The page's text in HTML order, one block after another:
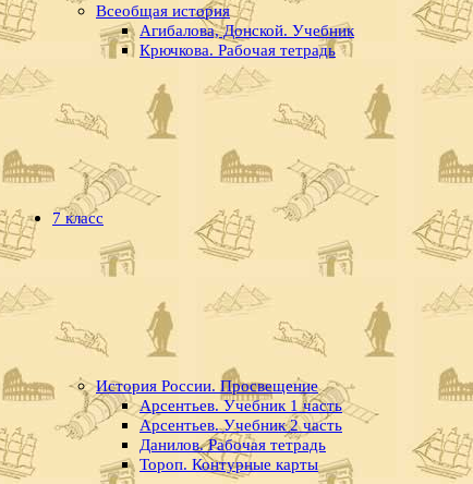
Всеобщая история
Агибалова, Донской. Учебник
Крючкова. Рабочая тетрадь
7 класс
История России. Просвещение
Арсентьев. Учебник 1 часть
Арсентьев. Учебник 2 часть
Данилов. Рабочая тетрадь
Тороп. Контурные карты